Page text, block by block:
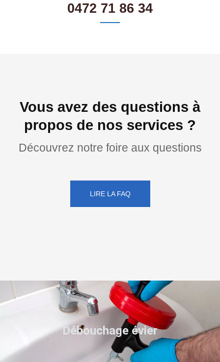
0472 71 86 34
Vous avez des questions à
propos de nos services ?
Découvrez notre foire aux questions
LIRE LA FAQ
Débouchage évier